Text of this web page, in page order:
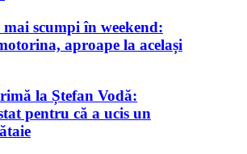
scumpi în weekend:
aproape la același
la Ștefan Vodă:
pentru că a ucis un